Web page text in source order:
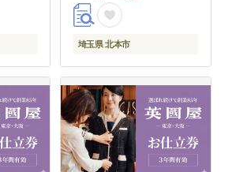
埼玉県 北本市